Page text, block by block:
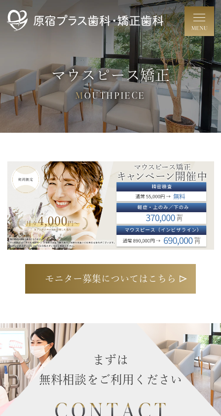
マウスピース矯正
MOUTHPIECE
モニター募集についてはこちら
まずは
無料相談をご利用ください